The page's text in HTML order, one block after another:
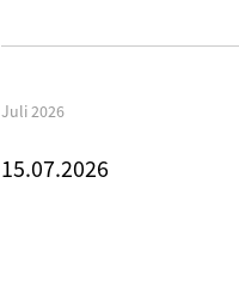
Juli 2026
15.07.2026